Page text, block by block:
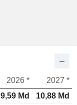
2026 *
2027 *
9,59 Md
10,88 Md